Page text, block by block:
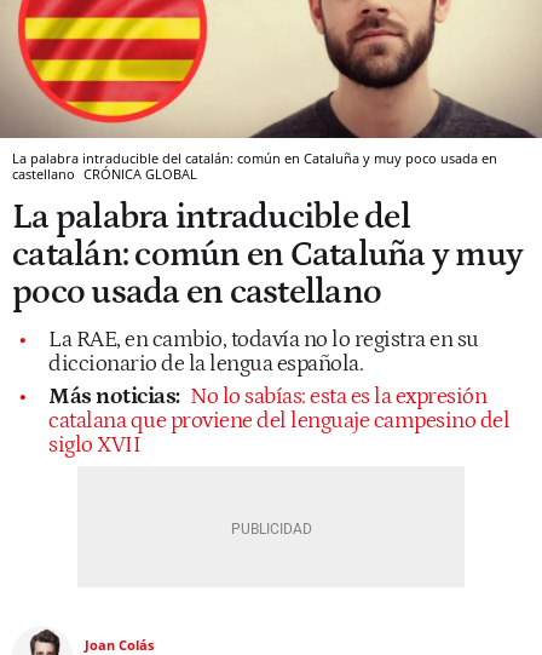
La palabra intraducible del catalán: común en Cataluña y muy poco usada en
castellano CRÓNICA GLOBAL
La palabra intraducible del
catalán: común en Cataluña y muy
poco usada en castellano
La RAE, en cambio, todavía no lo registra en su
diccionario de la lengua española.
Más noticias: No lo sabías: esta es la expresión
catalana que proviene del lenguaje campesino del
siglo XVII
Joan Colás